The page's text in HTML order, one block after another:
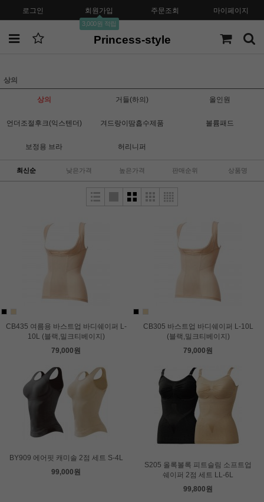
로그인 회원가입
3,000원 적립
주문조회 마이페이지
Princess-style
상의
상의 거들(하의) 올인원
언더조절후크(익스텐더) 겨드랑이땀흡수제품 볼륨패드
보정용 브라 허리니퍼
최신순 낮은가격 높은가격 판매순위 상품명
CB435 여름용 바스트업 바디쉐이퍼 L-
10L (블랙,밀크티베이지)
79,000원
CB305 바스트업 바디쉐이퍼 L-10L
(블랙,밀크티베이지)
79,000원
BY909 에어핏 캐미솔 2점 세트 S-4L
99,000원
S205 올록볼록 피트슬림 소프트업
쉐이퍼 2점 세트 LL-6L
99,800원